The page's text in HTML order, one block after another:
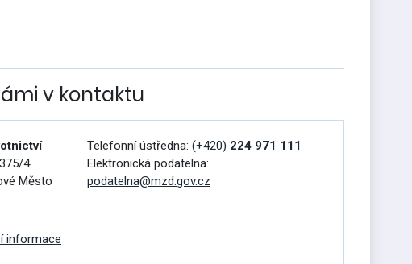
v kontaktu
4
Město
Telefonní ústředna: (+420) 224 971 111
Elektronická podatelna:
podatelna@mzd.gov.cz
informace